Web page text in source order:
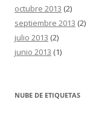
octubre 2013 (2)
septiembre 2013 (2)
julio 2013 (2)
junio 2013 (1)
NUBE DE ETIQUETAS